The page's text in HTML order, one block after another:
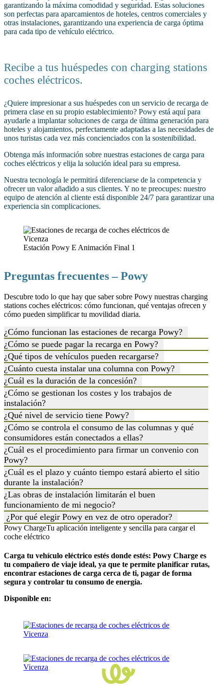
garantizando la máxima comodidad y seguridad. Estas soluciones
son perfectas para aparcamientos de hoteles, centros comerciales y
otras instalaciones, garantizando una experiencia de carga óptima
para cada tipo de vehículo eléctrico.
Recibe a tus huéspedes con charging stations
coches eléctricos.
¿Quiere impresionar a sus huéspedes con un servicio de recarga de
primera clase en su propio establecimiento? Powy está aquí para
ayudarle a implantar soluciones de carga de última generación para
hoteles y alojamientos, perfectamente adaptadas a las necesidades de
unos turistas cada vez más concienciados con la sostenibilidad.
Obtenga más información sobre nuestras estaciones de carga para
coches eléctricos y elija la solución ideal para su empresa.
Nuestra tecnología le permitirá diferenciarse de la competencia y
ofrecer un valor añadido a sus clientes. Y no te preocupes: nuestro
equipo de atención al cliente está disponible 24/7 para garantizar una
experiencia sin complicaciones.
Estación Powy E Animación Final 1
Preguntas frecuentes – Powy
Descubre todo lo que hay que saber sobre Powy nuestras charging
stations coches eléctricos: cómo funcionan, qué ventajas ofrecen y
cómo pueden simplificar tu movilidad diaria.
¿Cómo funcionan las estaciones de recarga Powy?
¿Cómo se puede pagar la recarga en Powy?
¿Qué tipos de vehículos pueden recargarse?
¿Cuánto cuesta instalar una columna con Powy?
¿Cuál es la duración de la concesión?
¿Cómo se gestionan los costes y los trabajos de
instalación?
¿Qué nivel de servicio tiene Powy?
¿Cómo se controla el consumo de las columnas y qué
consumidores están conectados a ellas?
¿Cuál es el procedimiento para firmar un convenio con
Powy?
¿Cuál es el plazo y cuánto tiempo estará abierto el sitio
durante la instalación?
¿Las obras de instalación limitarán el buen
funcionamiento de mi negocio?
¿Por qué elegir Powy en vez de otro operador?
Powy ChargeTu aplicación inteligente y sencilla para cargar el
coche eléctrico
Carga tu vehículo eléctrico estés donde estés: Powy Charge es
tu compañero de viaje ideal, ya que te permite planificar rutas,
encontrar estaciones de carga cerca de ti, pagar de forma
segura y controlar tu consumo de energía.
Disponible en: